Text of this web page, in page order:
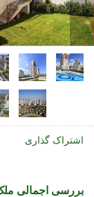
اشتراک گذاری
بررسی اجمالی